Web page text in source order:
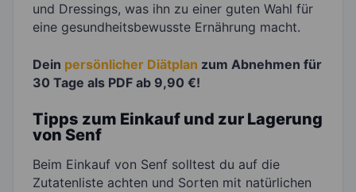
und Dressings, was ihn zu einer guten Wahl für
eine gesundheitsbewusste Ernährung macht.
Dein persönlicher Diätplan zum Abnehmen für
30 Tage als PDF ab 9,90 €!
Tipps zum Einkauf und zur Lagerung
von Senf
Beim Einkauf von Senf solltest du auf die
Zutatenliste achten und Sorten mit natürlichen